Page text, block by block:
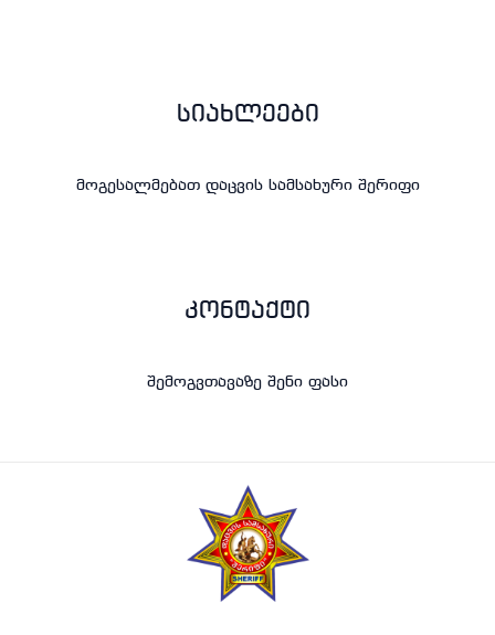
სიახლეები
მოგესალმებათ დაცვის სამსახური შერიფი
კონტაქტი
შემოგვთავაზე შენი ფასი